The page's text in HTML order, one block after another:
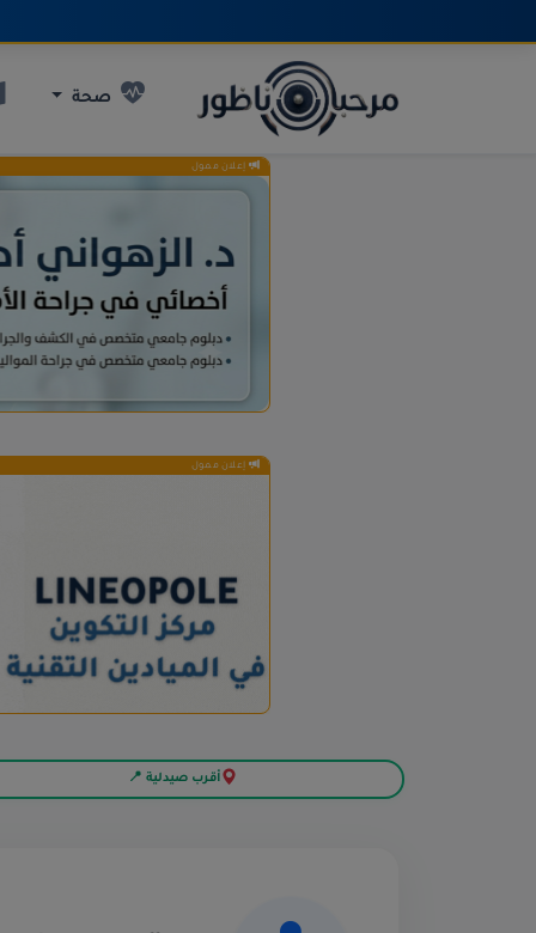
صحة
إعلان ممول
إعلان ممول
أقرب صيدلية 📍